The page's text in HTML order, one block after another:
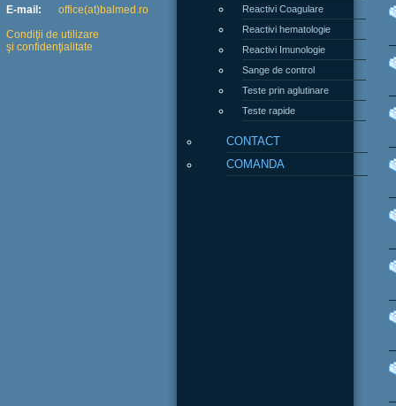
Reactivi Coagulare
Reactivi hematologie
Reactivi Imunologie
Sange de control
Teste prin aglutinare
Teste rapide
CONTACT
COMANDA
E-mail:
office(at)balmed.ro
Condiţii de utilizare
şi confidenţialitate